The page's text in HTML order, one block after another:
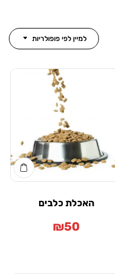
למיין לפי פופולריות
האכלת כלבים
₪